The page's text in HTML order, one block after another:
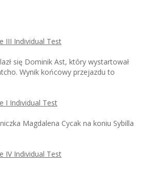
III Individual Test
się Dominik Ast, który wystartował
Wynik końcowy przejazdu to
I Individual Test
Magdalena Cycak na koniu Sybilla
IV Individual Test